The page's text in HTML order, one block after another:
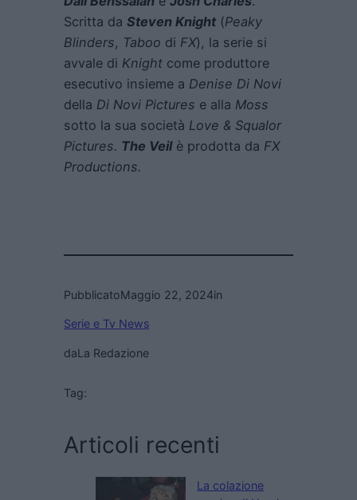
Scritta da Steven Knight (Peaky
Blinders, Taboo di FX), la serie si
avvale di Knight come produttore
esecutivo insieme a Denise Di Novi
della Di Novi Pictures e alla Moss
sotto la sua società Love & Squalor
Pictures. The Veilè prodotta da FX
Productions.
PubblicatoMaggio 22, 2024in
Serie e Tv News
daLa Redazione
Tag:
Articoli recenti
La colazione